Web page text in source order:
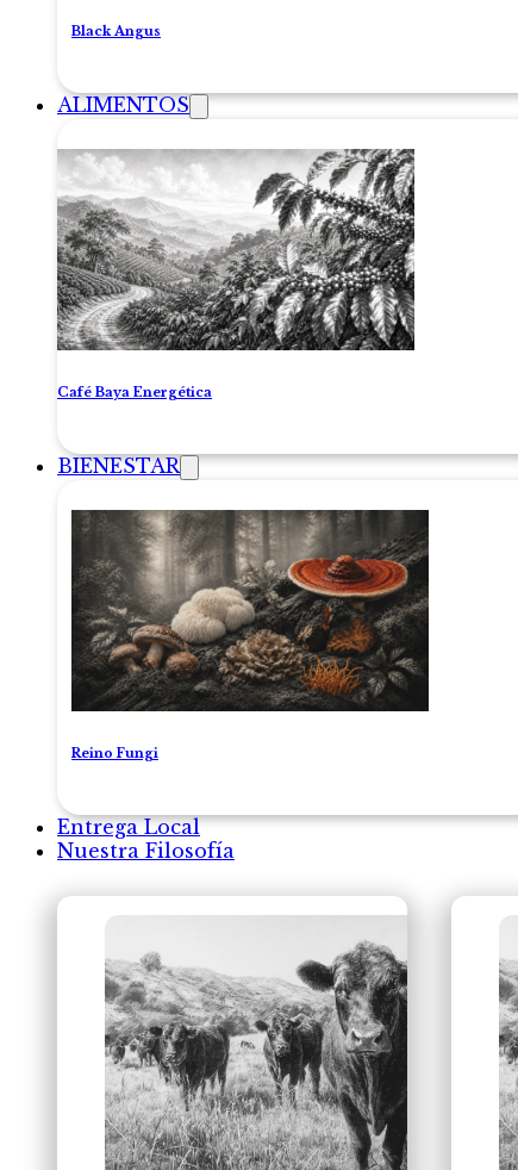
Black Angus
ALIMENTOS
Café Baya Energética
BIENESTAR
Reino Fungi
Entrega Local
Nuestra Filosofía